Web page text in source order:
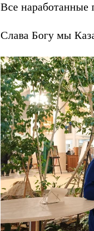
Все наработанные
Слава Богу мы